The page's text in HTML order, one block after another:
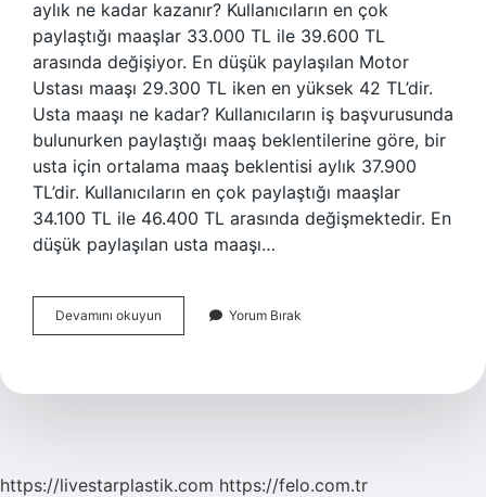
aylık ne kadar kazanır? Kullanıcıların en çok
paylaştığı maaşlar 33.000 TL ile 39.600 TL
arasında değişiyor. En düşük paylaşılan Motor
Ustası maaşı 29.300 TL iken en yüksek 42 TL’dir.
Usta maaşı ne kadar? Kullanıcıların iş başvurusunda
bulunurken paylaştığı maaş beklentilerine göre, bir
usta için ortalama maaş beklentisi aylık 37.900
TL’dir. Kullanıcıların en çok paylaştığı maaşlar
34.100 TL ile 46.400 TL arasında değişmektedir. En
düşük paylaşılan usta maaşı…
Devamını okuyun
Ne
Alıyor
Yorum Bırak
https://livestarplastik.com https://felo.com.tr